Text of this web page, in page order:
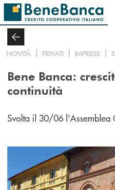
Salta al contenuto principale
NOVITÀ PRIVATI IMPRESE
Bene Banca:
continuità
Svolta il 30/06 l'Assemblea